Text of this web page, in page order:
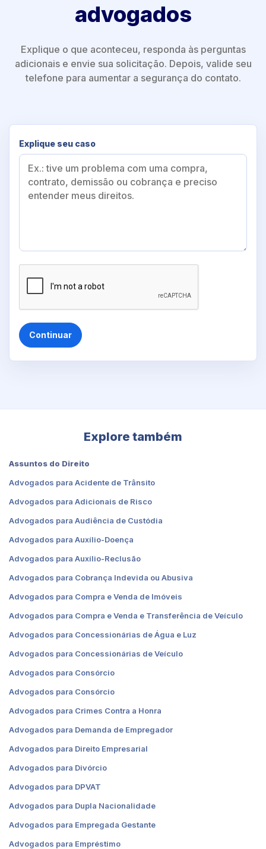
advogados
Explique o que aconteceu, responda às perguntas
adicionais e envie sua solicitação. Depois, valide seu
telefone para aumentar a segurança do contato.
Explique seu caso
Continuar
Explore também
Assuntos do Direito
Advogados para Acidente de Trânsito
Advogados para Adicionais de Risco
Advogados para Audiência de Custódia
Advogados para Auxílio-Doença
Advogados para Auxílio-Reclusão
Advogados para Cobrança Indevida ou Abusiva
Advogados para Compra e Venda de Imóveis
Advogados para Compra e Venda e Transferência de Veículo
Advogados para Concessionárias de Água e Luz
Advogados para Concessionárias de Veículo
Advogados para Consórcio
Advogados para Consórcio
Advogados para Crimes Contra a Honra
Advogados para Demanda de Empregador
Advogados para Direito Empresarial
Advogados para Divórcio
Advogados para DPVAT
Advogados para Dupla Nacionalidade
Advogados para Empregada Gestante
Advogados para Empréstimo